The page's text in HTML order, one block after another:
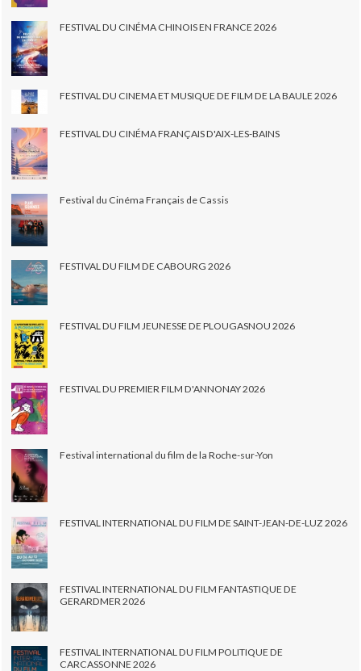
FESTIVAL DU CINÉMA CHINOIS EN FRANCE 2026
FESTIVAL DU CINEMA ET MUSIQUE DE FILM DE LA BAULE 2026
FESTIVAL DU CINÉMA FRANÇAIS D'AIX-LES-BAINS
Festival du Cinéma Français de Cassis
FESTIVAL DU FILM DE CABOURG 2026
FESTIVAL DU FILM JEUNESSE DE PLOUGASNOU 2026
FESTIVAL DU PREMIER FILM D'ANNONAY 2026
Festival international du film de la Roche-sur-Yon
FESTIVAL INTERNATIONAL DU FILM DE SAINT-JEAN-DE-LUZ 2026
FESTIVAL INTERNATIONAL DU FILM FANTASTIQUE DE
GERARDMER 2026
FESTIVAL INTERNATIONAL DU FILM POLITIQUE DE
CARCASSONNE 2026